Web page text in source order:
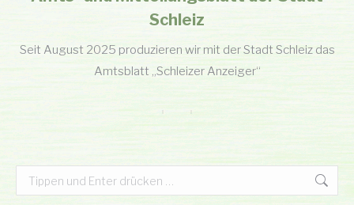
Schleiz
Seit August 2025 produzieren wir mit der Stadt Schleiz das
Amtsblatt „Schleizer Anzeiger“
Search: